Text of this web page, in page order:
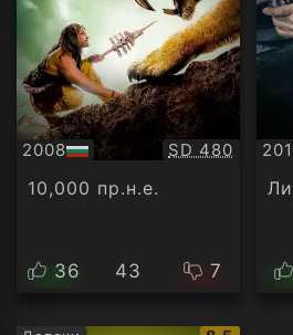
2008
БГ
аудио
Качество:
SD 480
10,000 пр.н.е.
36 43 7